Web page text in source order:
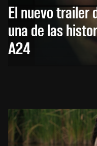
El nuevo trailer
una de las
A24